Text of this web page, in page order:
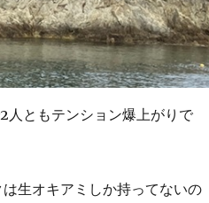
人ともテンション爆上がりで
生オキアミしか持ってないの